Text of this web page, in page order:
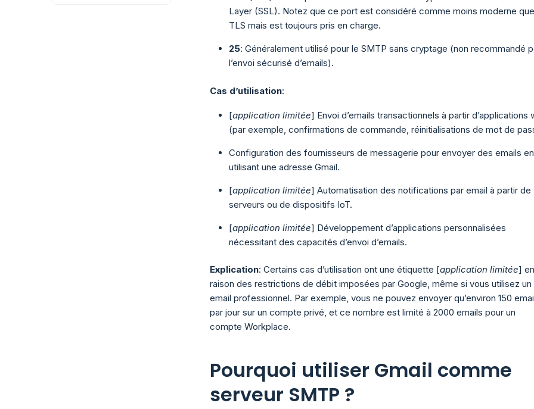
Layer (SSL). Notez que ce port est considéré comme moins moderne
TLS mais est toujours pris en charge.
25: Généralement utilisé pour le SMTP sans cryptage (non recommandé
l’envoi sécurisé d’emails).
Cas d’utilisation:
[application limitée] Envoi d’emails transactionnels à partir d’applications
(par exemple, confirmations de commande, réinitialisations de mot de
Configuration des fournisseurs de messagerie pour envoyer des emails en
utilisant une adresse Gmail.
[application limitée] Automatisation des notifications par email à partir de
serveurs ou de dispositifs IoT.
[application limitée] Développement d’applications personnalisées
nécessitant des capacités d’envoi d’emails.
Explication: Certains cas d’utilisation ont une étiquette [application limitée] en
raison des restrictions de débit imposées par Google, même si vous utilisez un
email professionnel. Par exemple, vous ne pouvez envoyer qu’environ 150
par jour sur un compte privé, et ce nombre est limité à 2000 emails pour un
compte Workplace.
Pourquoi utiliser Gmail comme
serveur SMTP ?